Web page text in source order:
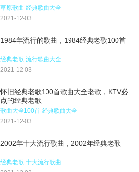
草原歌曲 经典歌曲大全
2021-12-03
1984年流行的歌曲，1984经典老歌100首
经典老歌 流行歌曲大全
2021-12-03
怀旧经典老歌100首歌曲大全老歌，KTV必
点的经典老歌
歌曲大全100首 经典歌曲大全
2021-12-03
2002年十大流行歌曲，2002年经典老歌
经典老歌 十大流行歌曲